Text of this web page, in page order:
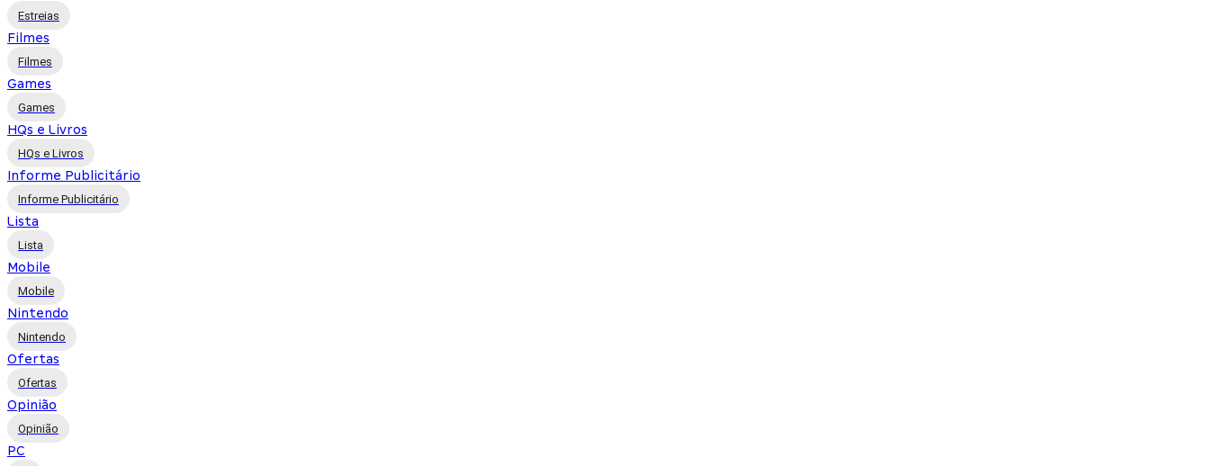
Estreias
Filmes
Filmes
Games
Games
HQs e Livros
HQs e Livros
Informe Publicitário
Informe Publicitário
Lista
Lista
Mobile
Mobile
Nintendo
Nintendo
Ofertas
Ofertas
Opinião
Opinião
PC